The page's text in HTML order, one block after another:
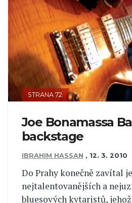
STRANA 72
Joe Bonamassa
backstage
IBRAHIM HASSAN , 12. 3. 2010
Do Prahy konečně zavítal
nejtalentovanějších a
bluesových kytaristů,